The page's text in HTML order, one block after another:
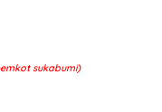
sukabumi)